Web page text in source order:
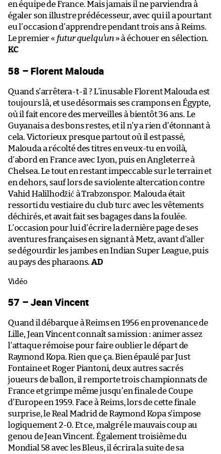
en équipe de France. Mais jamais il ne parviendra à
égaler son illustre prédécesseur, avec qui il a pourtant
eu l’occasion d’apprendre pendant trois ans à Reims.
Le premier « futur quelqu’un» à échouer en sélection.
KC
58 – Florent Malouda
Quand s’arrêtera-t-il ? L’inusable Florent Malouda est
toujours là, et use désormais ses crampons en Égypte,
où il fait encore des merveilles à bientôt 36 ans. Le
Guyanais a des bons restes, et il n’y a rien d’étonnant à
cela. Victorieux presque partout où il est passé,
Malouda a récolté des titres en veux-tu en voilà,
d’abord en France avec Lyon, puis en Angleterre à
Chelsea. Le tout en restant impeccable sur le terrain et
en dehors, sauf lors de sa violente altercation contre
Vahid Halilhodžić à Trabzonspor. Malouda était
ressorti du vestiaire du club turc avec les vêtements
déchirés, et avait fait ses bagages dans la foulée.
L’occasion pour lui d’écrire la dernière page de ses
aventures françaises en signant à Metz, avant d’aller
se dégourdir les jambes en Indian Super League, puis
au pays des pharaons.AD
Vidéo
57 – Jean Vincent
Quand il débarque à Reims en 1956 en provenance de
Lille, Jean Vincent connaît sa mission : animer assez
l’attaque rémoise pour faire oublier le départ de
Raymond Kopa. Rien que ça. Bien épaulé par Just
Fontaine et Roger Piantoni, deux autres sacrés
joueurs de ballon, il remporte trois championnats de
France et grimpe même jusqu’en finale de Coupe
d’Europe en 1959. Face à Reims, lors de cette finale
surprise, le Real Madrid de Raymond Kopa s’impose
logiquement 2-0. Et ce, malgré le mauvais coup au
genou de Jean Vincent. Également troisième du
Mondial 58 avec les Bleus, il écrira la suite de sa